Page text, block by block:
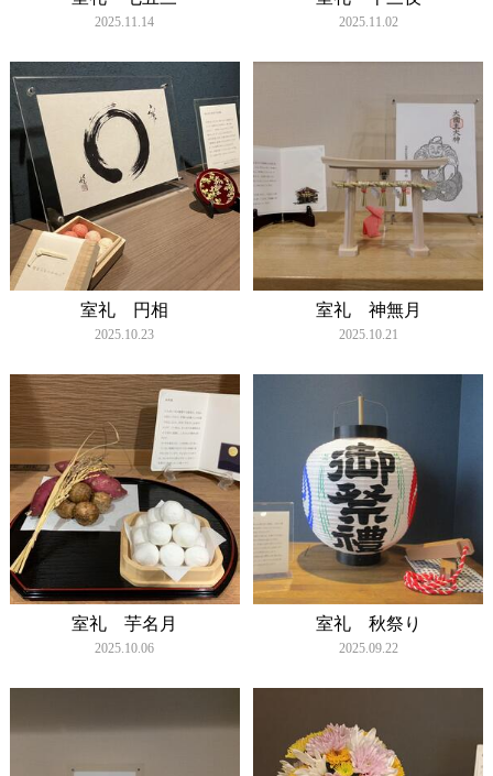
2025.11.14 2025.11.02
室礼 円相
2025.10.23
室礼 神無月
2025.10.21
室礼 芋名月
2025.10.06
室礼 秋祭り
2025.09.22